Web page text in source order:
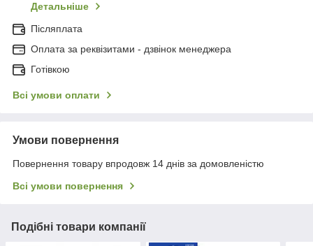
Детальніше
Післяплата
Оплата за реквізитами - дзвінок менеджера
Готівкою
Всі умови оплати
Умови повернення
Повернення товару впродовж 14 днів за домовленістю
Всі умови повернення
Подібні товари компанії